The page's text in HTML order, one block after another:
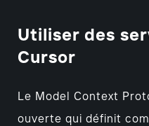
Utiliser des
Cursor
Le Model Context
ouverte qui définit